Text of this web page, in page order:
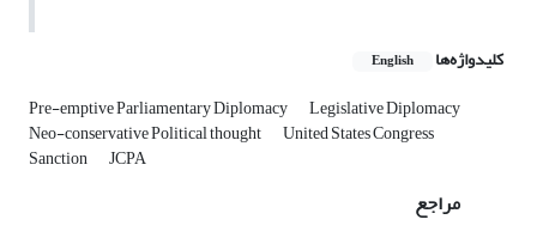
کلیدواژه‌ها English
Pre-emptive Parliamentary Diplomacy Legislative Diplomacy
Neo-conservative Political thought United States Congress
Sanction JCPA
مراجع